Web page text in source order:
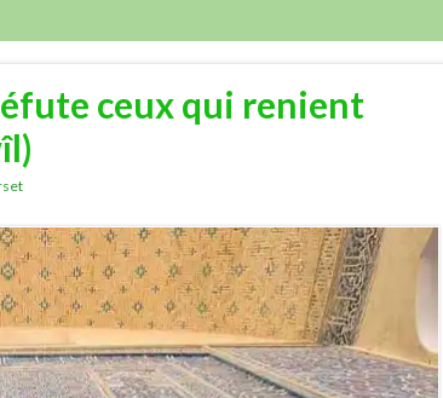
ceux qui renient